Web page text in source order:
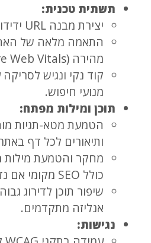
תשתית טכנית:
יצירת מבנה URL ידידותי למנועי חיפוש.
התאמה מלאה של
מהירה (Google Core Web Vitals).
קוד נקי ונגיש
מנועי חיפוש.
תוכן ומילות מפתח:
הטמעת מטא-תגיות
ותיאורים לכל דף
מחקר והטמעת מילות
כולל SEO מקומי אם נדרש.
שיפור תוכן לדירוג
אנליזה מתקדמים.
נגישות: